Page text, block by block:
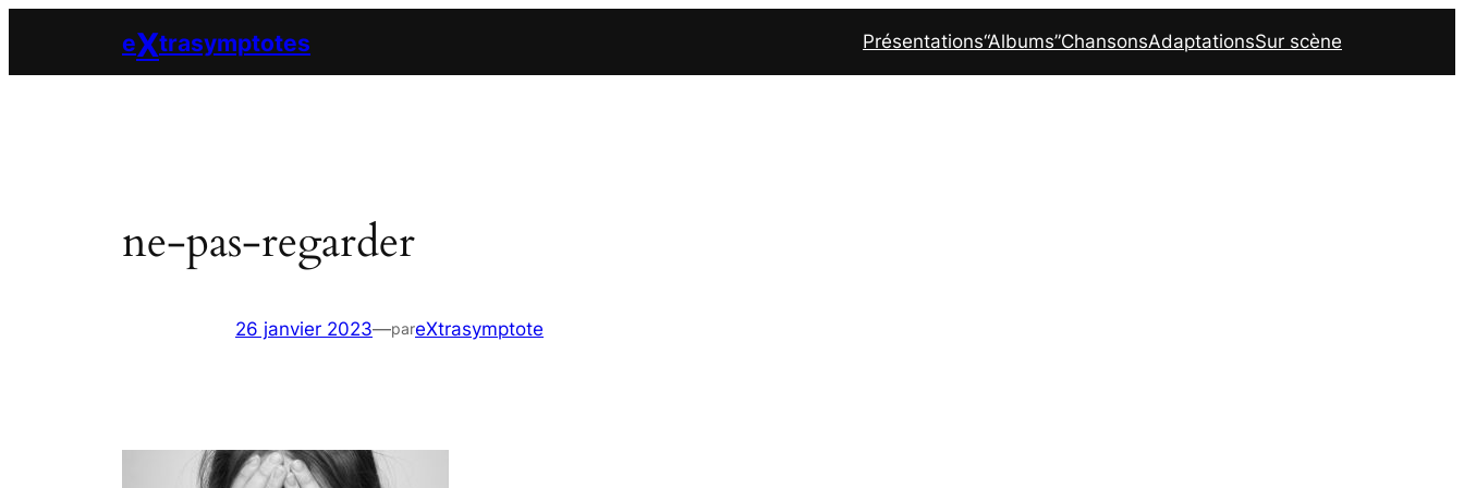
contenu
eXtrasymptotes Présentations“Albums”ChansonsAdaptationsSur scène
ne-pas-regarder
26 janvier 2023—pareXtrasymptote